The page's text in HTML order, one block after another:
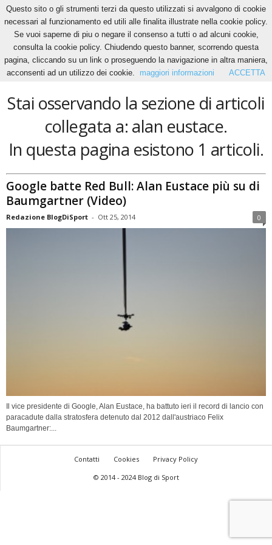
Home Tags Alan eustace
alan eustace
Stai osservando la sezione di articoli
collegata a: alan eustace.
In questa pagina esistono 1 articoli.
Google batte Red Bull: Alan Eustace più su di
Baumgartner (Video)
Redazione BlogDiSport - Ott 25, 2014 0
Il vice presidente di Google, Alan Eustace, ha battuto ieri il record di lancio con
paracadute dalla stratosfera detenuto dal 2012 dall'austriaco Felix
Baumgartner:...
Contatti Cookies
Privacy Policy
© 2014 - 2024 Blog di Sport
Questo sito o gli strumenti terzi da questo utilizzati si avvalgono di cookie
necessari al funzionamento ed utili alle finalita illustrate nella cookie policy.
Se vuoi saperne di piu o negare il consenso a tutti o ad alcuni cookie,
consulta la cookie policy. Chiudendo questo banner, scorrendo questa
pagina, cliccando su un link o proseguendo la navigazione in altra maniera,
acconsenti ad un utilizzo dei cookie.
maggiori informazioni ACCETTA